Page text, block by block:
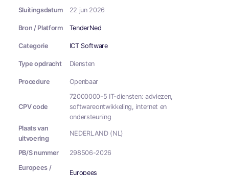
Sluitingsdatum 22 jun 2026
Bron / Platform TenderNed
Categorie ICT Software
Type opdracht Diensten
Procedure Openbaar
CPV code
72000000-5 IT-diensten: adviezen,
softwareontwikkeling, internet en
ondersteuning
Plaats van
uitvoering
NEDERLAND (NL)
PB/S nummer
298506-2026
Europees /
Europees